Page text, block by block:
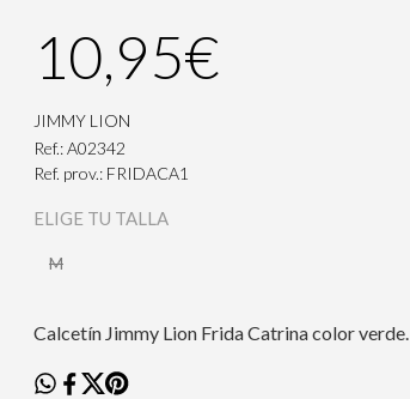
10,95€
JIMMY LION
Ref.: A02342
Ref. prov.: FRIDACA1
ELIGE TU TALLA
M
Calcetín Jimmy Lion Frida Catrina color verde.